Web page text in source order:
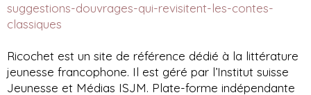
suggestions-douvrages-qui-revisitent-les-contes-
classiques
Ricochet est un site de référence dédié à la littérature
jeunesse francophone. Il est géré par l’Institut suisse
Jeunesse et Médias ISJM. Plate-forme indépendante